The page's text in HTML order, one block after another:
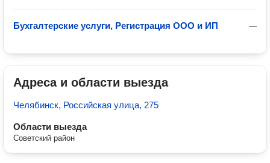
—
Бухгалтерские услуги, Регистрация ООО и ИП
Адреса и области выезда
Челябинск, Российская улица, 275
Области выезда
Советский район